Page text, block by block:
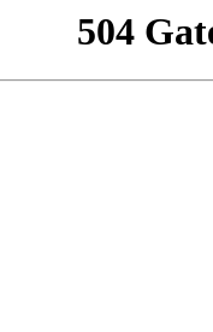
504